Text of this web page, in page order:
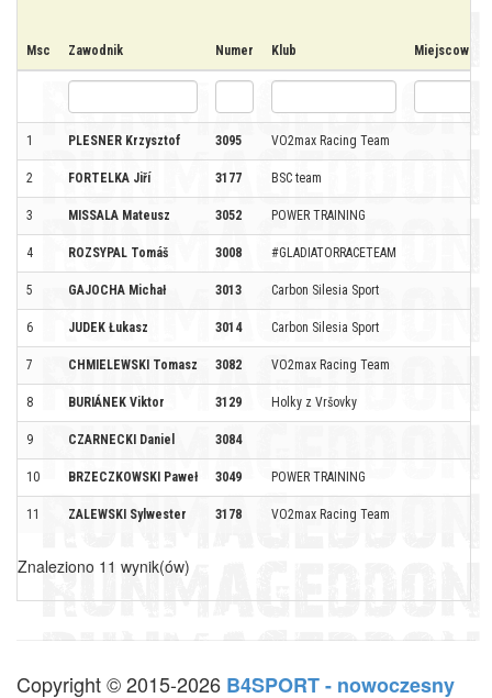
Msc Zawodnik Numer Klub Miejscowość
1 PLESNER Krzysztof 3095 VO2max Racing Team
2 FORTELKA Jiří 3177 BSC team
3 MISSALA Mateusz 3052 POWER TRAINING
4 ROZSYPAL Tomáš 3008 #GLADIATORRACETEAM
5 GAJOCHA Michał 3013 Carbon Silesia Sport
6 JUDEK Łukasz 3014 Carbon Silesia Sport
7 CHMIELEWSKI Tomasz 3082 VO2max Racing Team
8 BURIÁNEK Viktor 3129 Holky z Vršovky
9 CZARNECKI Daniel 3084
10 BRZECZKOWSKI Paweł 3049 POWER TRAINING
11 ZALEWSKI Sylwester 3178 VO2max Racing Team
Znaleziono 11 wynik(ów)
Copyright © 2015-2026 B4SPORT - nowoczesny